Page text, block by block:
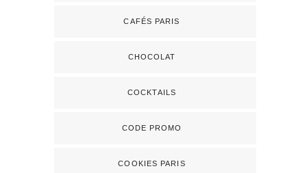
CAFÉS PARIS
CHOCOLAT
COCKTAILS
CODE PROMO
COOKIES PARIS